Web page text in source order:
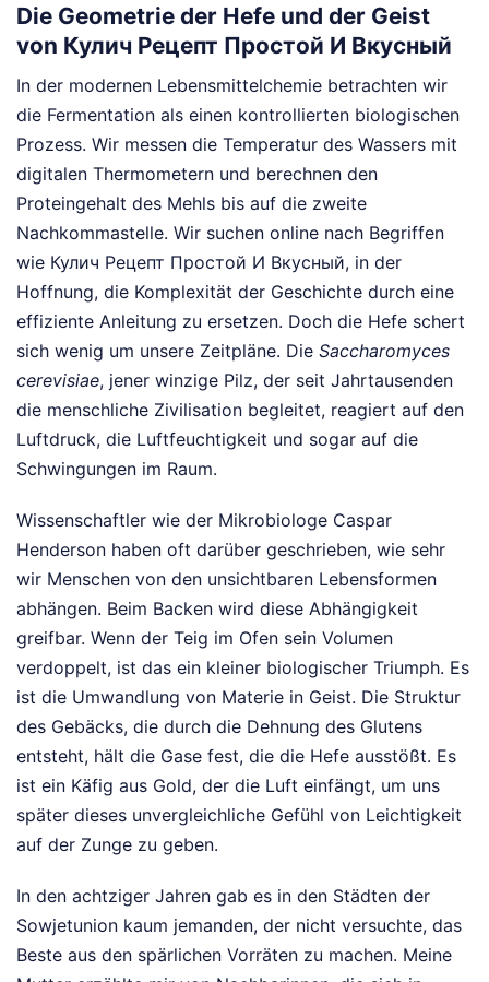
Die Geometrie der Hefe und der Geist
von Кулич Рецепт Простой И Вкусный
In der modernen Lebensmittelchemie betrachten wir
die Fermentation als einen kontrollierten biologischen
Prozess. Wir messen die Temperatur des Wassers mit
digitalen Thermometern und berechnen den
Proteingehalt des Mehls bis auf die zweite
Nachkommastelle. Wir suchen online nach Begriffen
wie Кулич Рецепт Простой И Вкусный, in der
Hoffnung, die Komplexität der Geschichte durch eine
effiziente Anleitung zu ersetzen. Doch die Hefe schert
sich wenig um unsere Zeitpläne. Die Saccharomyces
cerevisiae, jener winzige Pilz, der seit Jahrtausenden
die menschliche Zivilisation begleitet, reagiert auf den
Luftdruck, die Luftfeuchtigkeit und sogar auf die
Schwingungen im Raum.
Wissenschaftler wie der Mikrobiologe Caspar
Henderson haben oft darüber geschrieben, wie sehr
wir Menschen von den unsichtbaren Lebensformen
abhängen. Beim Backen wird diese Abhängigkeit
greifbar. Wenn der Teig im Ofen sein Volumen
verdoppelt, ist das ein kleiner biologischer Triumph. Es
ist die Umwandlung von Materie in Geist. Die Struktur
des Gebäcks, die durch die Dehnung des Glutens
entsteht, hält die Gase fest, die die Hefe ausstößt. Es
ist ein Käfig aus Gold, der die Luft einfängt, um uns
später dieses unvergleichliche Gefühl von Leichtigkeit
auf der Zunge zu geben.
In den achtziger Jahren gab es in den Städten der
Sowjetunion kaum jemanden, der nicht versuchte, das
Beste aus den spärlichen Vorräten zu machen. Meine